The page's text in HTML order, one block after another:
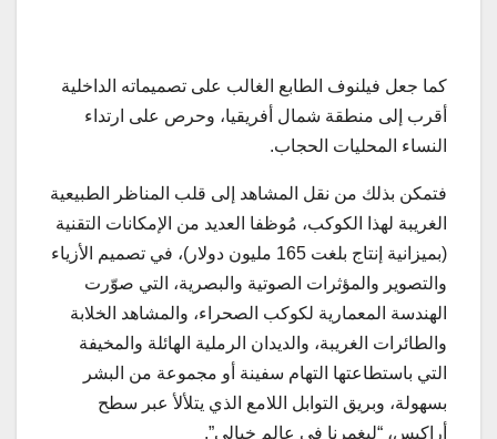
كما جعل فيلنوف الطابع الغالب على تصميماته الداخلية
أقرب إلى منطقة شمال أفريقيا، وحرص على ارتداء
النساء المحليات الحجاب.
فتمكن بذلك من نقل المشاهد إلى قلب المناظر الطبيعية
الغريبة لهذا الكوكب، مُوظفا العديد من الإمكانات التقنية
(بميزانية إنتاج بلغت 165 مليون دولار)، في تصميم الأزياء
والتصوير والمؤثرات الصوتية والبصرية، التي صوّرت
الهندسة المعمارية لكوكب الصحراء، والمشاهد الخلابة
والطائرات الغريبة، والديدان الرملية الهائلة والمخيفة
التي باستطاعتها التهام سفينة أو مجموعة من البشر
بسهولة، وبريق التوابل اللامع الذي يتلألأ عبر سطح
أراكيس، “ليغمرنا في عالم خيالي”.